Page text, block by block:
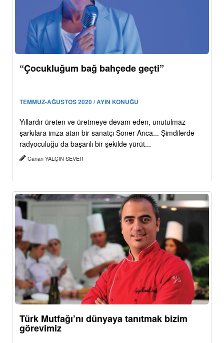
“Çocukluğum bağ bahçede geçti”
TEMMUZ-AĞUSTOS 2020 / AYIN KONUĞU
Yıllardır üreten ve üretmeye devam eden, unutulmaz
şarkılara imza atan bir sanatçı Soner Arıca... Şimdilerde
radyoculuğu da başarılı bir şekilde yürüt...
Canan YALÇIN SEVER
Türk Mutfağı’nı dünyaya tanıtmak bizim
görevimiz